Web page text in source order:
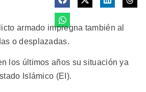
armado impregna también al
o desplazadas.
los últimos años su situación ya
Islámico (EI).